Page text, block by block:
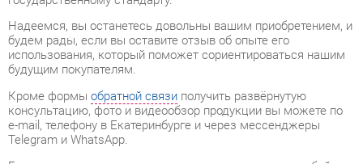
получить развёрнутую
консультацию, фото и видеообзор продукции вы можете по
e-mail, телефону в Екатеринбурге и через мессенджеры
Telegram и WhatsApp.
нашем шоу-руме и купить Кабинет руководителя Skyland
Morris комплект 1 Дуб Базель/Венге Магия, самостоятельно
забрав его с нашего центрального склада в г. Екатеринбург.
Полный список адресов и магазинов смотрите на странице